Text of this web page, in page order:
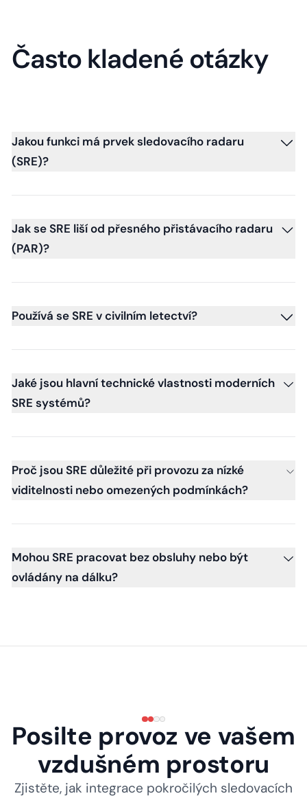
Často kladené otázky
Jakou funkci má prvek sledovacího radaru
(SRE)?
Jak se SRE liší od přesného přistávacího radaru
(PAR)?
Používá se SRE v civilním letectví?
Jaké jsou hlavní technické vlastnosti moderních
SRE systémů?
Proč jsou SRE důležité při provozu za nízké
viditelnosti nebo omezených podmínkách?
Mohou SRE pracovat bez obsluhy nebo být
ovládány na dálku?
Posilte provoz ve vašem
vzdušném prostoru
Zjistěte, jak integrace pokročilých sledovacích